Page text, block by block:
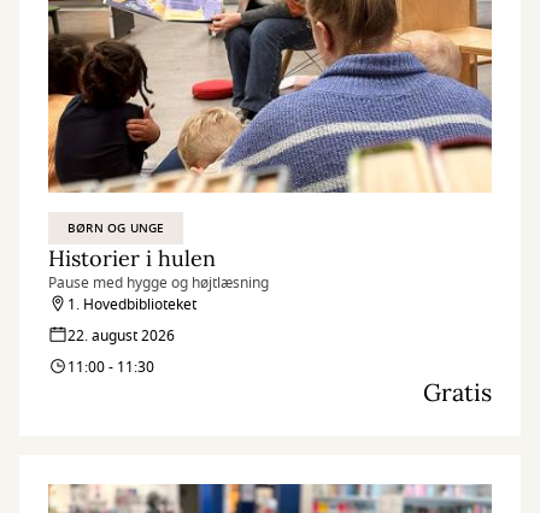
BØRN OG UNGE
Historier i hulen
Pause med hygge og højtlæsning
1. Hovedbiblioteket
22. august 2026
11:00 - 11:30
Gratis